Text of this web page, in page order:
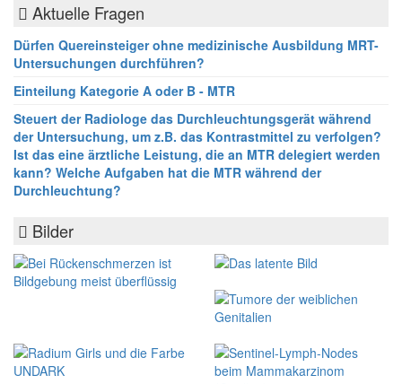
Aktuelle Fragen
Dürfen Quereinsteiger ohne medizinische Ausbildung MRT-
Untersuchungen durchführen?
Einteilung Kategorie A oder B - MTR
Steuert der Radiologe das Durchleuchtungsgerät während
der Untersuchung, um z.B. das Kontrastmittel zu verfolgen?
Ist das eine ärztliche Leistung, die an MTR delegiert werden
kann? Welche Aufgaben hat die MTR während der
Durchleuchtung?
Bilder